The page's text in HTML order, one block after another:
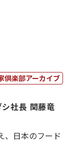
倶楽部アーカイブ
シ社長 関藤竜
、日本のフード